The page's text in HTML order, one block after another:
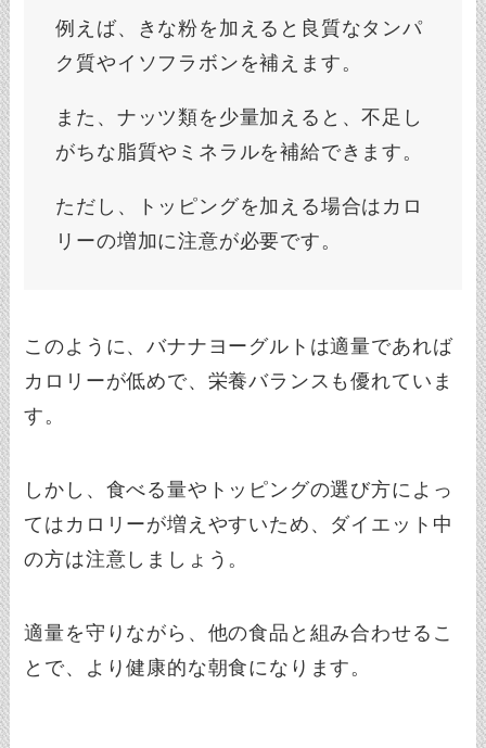
例えば、きな粉を加えると良質なタンパ
ク質やイソフラボンを補えます。
また、ナッツ類を少量加えると、不足し
がちな脂質やミネラルを補給できます。
ただし、トッピングを加える場合はカロ
リーの増加に注意が必要です。
このように、バナナヨーグルトは適量であれば
カロリーが低めで、栄養バランスも優れていま
す。
しかし、食べる量やトッピングの選び方によっ
てはカロリーが増えやすいため、ダイエット中
の方は注意しましょう。
適量を守りながら、他の食品と組み合わせるこ
とで、より健康的な朝食になります。